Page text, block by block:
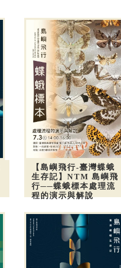
【島嶼飛行-臺灣蝶蛾
生存記】NTM 島嶼飛
行──蝶蛾標本處理流
程的演示與解說